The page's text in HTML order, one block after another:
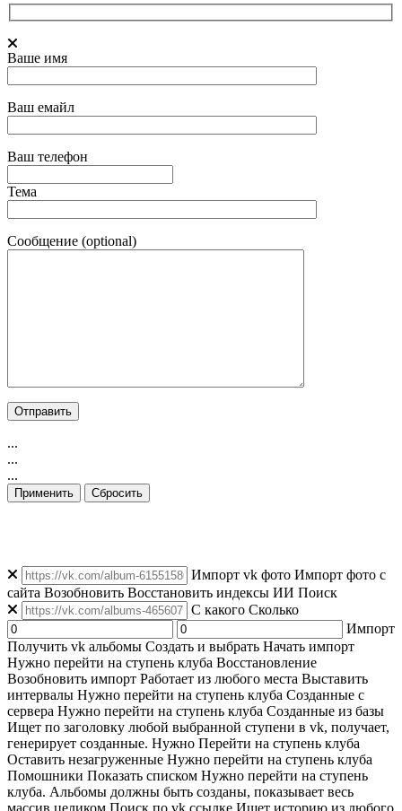
Ваше имя
Ваш емайл
Ваш телефон
Тема
Сообщение (optional)
...
...
...
Применить Сбросить
Импорт vk фото Импорт фото с
сайта Возобновить Восстановить индексы ИИ Поиск
C какого Сколько
Импорт
Получить vk альбомы Создать и выбрать Начать импорт
Нужно перейти на ступень клуба Восстановление
Возобновить импорт Работает из любого места Выставить
интервалы Нужно перейти на ступень клуба Созданные с
сервера Нужно перейти на ступень клуба Созданные из базы
Ищет по заголовку любой выбранной ступени в vk, получает,
генерирует созданные. Нужно Перейти на ступень клуба
Оставить незагруженные Нужно перейти на ступень клуба
Помошники Показать списком Нужно перейти на ступень
клуба. Альбомы должны быть созданы, показывает весь
массив целиком Поиск по vk ссылке Ищет историю из любого